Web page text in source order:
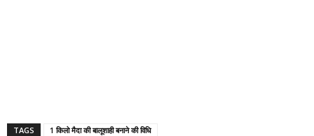
TAGS
1 किलो मैदा की बालूशाही बनाने की विधि